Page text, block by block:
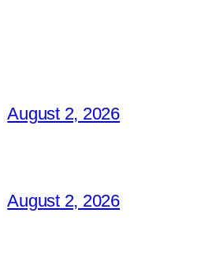
August 2, 2026
August 2, 2026